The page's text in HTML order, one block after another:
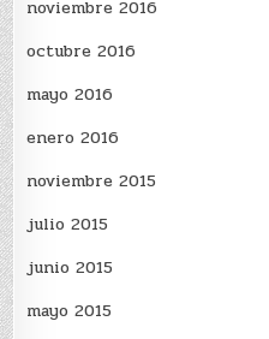
noviembre 2016
octubre 2016
mayo 2016
enero 2016
noviembre 2015
julio 2015
junio 2015
mayo 2015